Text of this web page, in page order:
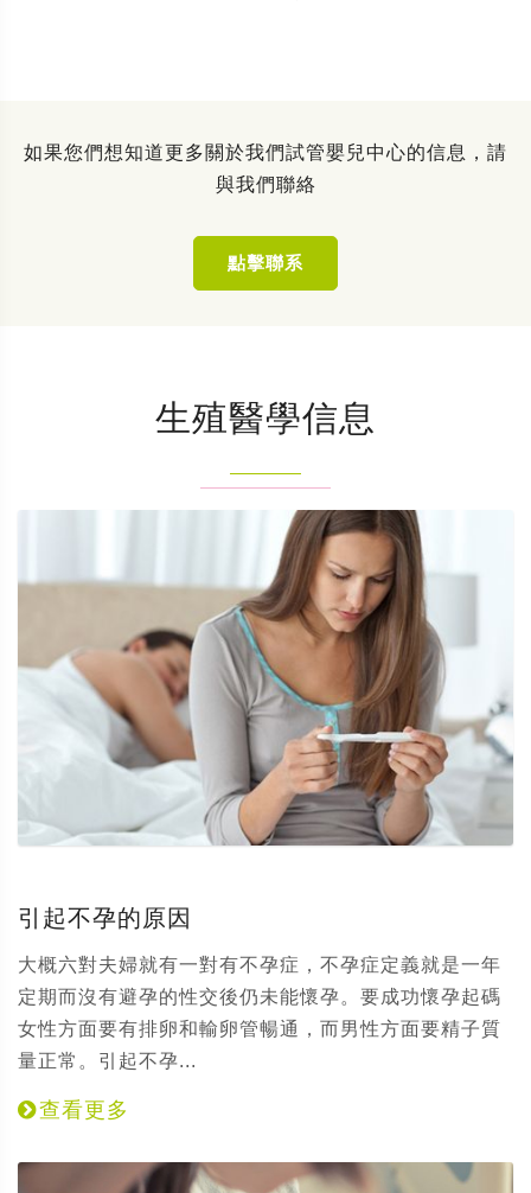
如果您們想知道更多關於我們試管嬰兒中心的信息，請
與我們聯絡
點擊聯系
生殖醫學信息
引起不孕的原因
大概六對夫婦就有一對有不孕症，不孕症定義就是一年
定期而沒有避孕的性交後仍未能懷孕。要成功懷孕起碼
女性方面要有排卵和輸卵管暢通，而男性方面要精子質
量正常。引起不孕...
查看更多